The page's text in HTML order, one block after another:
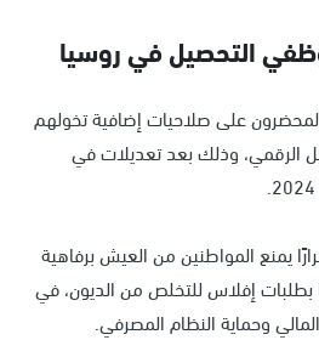
التحصيل في روسيا
المحضرون على صلاحيات إضافية تخولهم
الرقمي، وذلك بعد تعديلات في
يمنع المواطنين من العيش برفاهية
بطلبات إفلاس للتخلص من الديون، في
وحماية النظام المصرفي.